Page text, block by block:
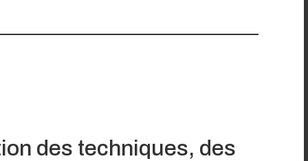
des techniques, des